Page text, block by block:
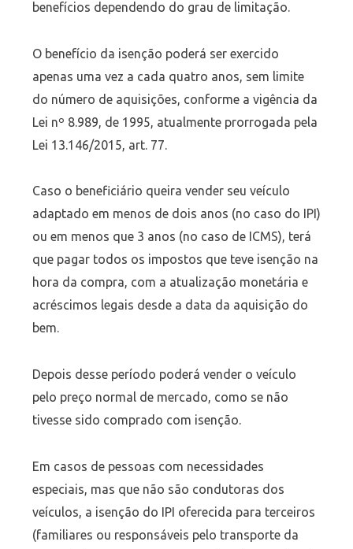
benefícios dependendo do grau de limitação.
O benefício da isenção poderá ser exercido
apenas uma vez a cada quatro anos, sem limite
do número de aquisições, conforme a vigência da
Lei nº 8.989, de 1995, atualmente prorrogada pela
Lei 13.146/2015, art. 77.
Caso o beneficiário queira vender seu veículo
adaptado em menos de dois anos (no caso do IPI)
ou em menos que 3 anos (no caso de ICMS), terá
que pagar todos os impostos que teve isenção na
hora da compra, com a atualização monetária e
acréscimos legais desde a data da aquisição do
bem.
Depois desse período poderá vender o veículo
pelo preço normal de mercado, como se não
tivesse sido comprado com isenção.
Em casos de pessoas com necessidades
especiais, mas que não são condutoras dos
veículos, a isenção do IPI oferecida para terceiros
(familiares ou responsáveis pelo transporte da